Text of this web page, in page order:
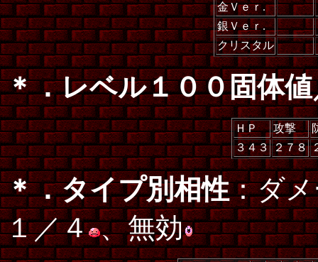
金Ｖｅｒ.
銀Ｖｅｒ.
クリスタル
＊．レベル１００固体
ＨＰ 攻撃
３４３ ２７８
＊．タイプ別相性：ダ
１／４ 、無効